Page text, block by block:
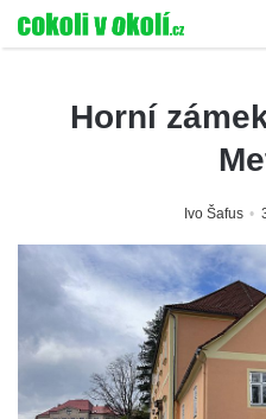
Horní
Ivo Šafus